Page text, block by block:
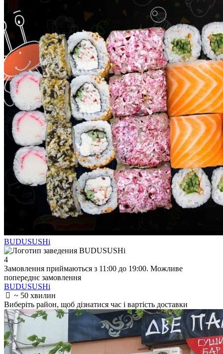
BUDUSUSHi
4
Замовлення приймаються з 11:00 до 19:00. Можливе
попереднє замовлення
BUDUSUSHi
~ 50 хвилин
Виберіть район, щоб дізнатися час і вартість доставки